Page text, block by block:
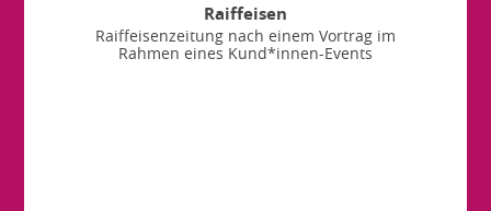
Raiffeisen
Raiffeisenzeitung nach einem Vortrag im
Rahmen eines Kund*innen-Events